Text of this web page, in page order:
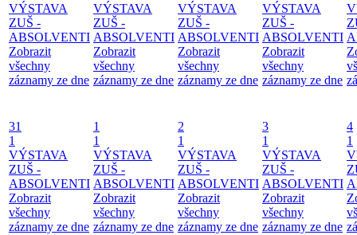
VÝSTAVA
ZUŠ -
ABSOLVENTI
Zobrazit
všechny
záznamy ze dne
VÝSTAVA
ZUŠ -
ABSOLVENTI
Zobrazit
všechny
záznamy ze dne
VÝSTAVA
ZUŠ -
ABSOLVENTI
Zobrazit
všechny
záznamy ze dne
VÝSTAVA
ZUŠ -
ABSOLVENTI
Zobrazit
všechny
záznamy ze dne
31
1
VÝSTAVA
ZUŠ -
ABSOLVENTI
Zobrazit
všechny
záznamy ze dne
1
1
VÝSTAVA
ZUŠ -
ABSOLVENTI
Zobrazit
všechny
záznamy ze dne
2
1
VÝSTAVA
ZUŠ -
ABSOLVENTI
Zobrazit
všechny
záznamy ze dne
3
1
VÝSTAVA
ZUŠ -
ABSOLVENTI
Zobrazit
všechny
záznamy ze dne
4
1